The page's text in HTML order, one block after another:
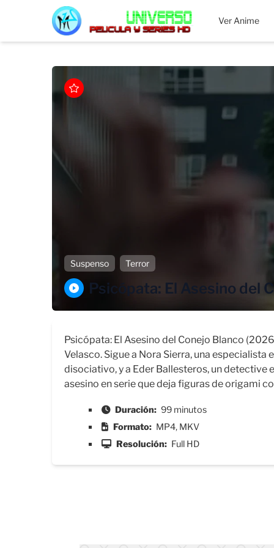
MEGAUNIVERSO Ver Anime
Suspenso Terror
Psicópata: El Asesino del
Psicópata: El Asesino del Conejo Blanco
Velasco. Sigue a Nora Sierra, una
disociativo, y a Eder Ballesteros, un
asesino en serie que deja figuras de origami
Duración: 99 minutos
Formato: MP4, MKV
Resolución: Full HD